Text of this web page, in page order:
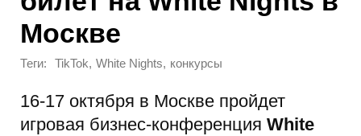
Москве
Теги: TikTok, White Nights, конкурсы
16-17 октября в Москве пройдет
игровая бизнес-конференция White